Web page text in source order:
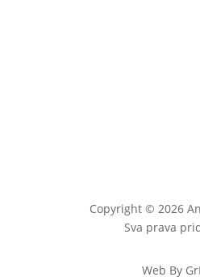
Copyright © 2026
Sva prava
Web By